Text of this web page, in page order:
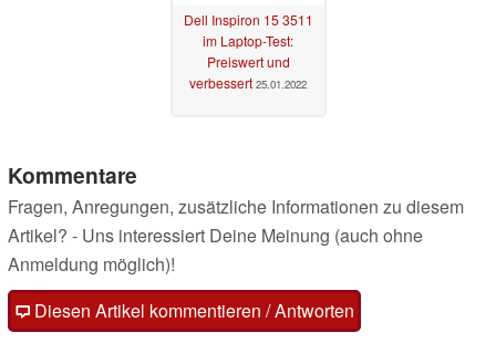
Dell Inspiron 15 3511
im Laptop-Test:
Preiswert und
verbessert 25.01.2022
Kommentare
Fragen, Anregungen, zusätzliche Informationen zu diesem
Artikel? - Uns interessiert Deine Meinung (auch ohne
Anmeldung möglich)!
Diesen Artikel kommentieren / Antworten